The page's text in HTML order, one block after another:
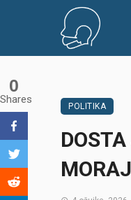
POLITIKA
0
Shares